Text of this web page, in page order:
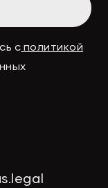
С ПОЛИТИКОЙ